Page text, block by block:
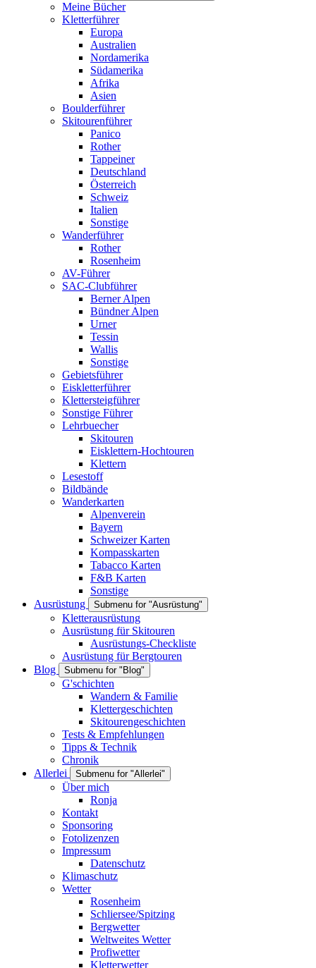
Meine Bücher
Kletterführer
Europa
Australien
Nordamerika
Südamerika
Afrika
Asien
Boulderführer
Skitourenführer
Panico
Rother
Tappeiner
Deutschland
Österreich
Schweiz
Italien
Sonstige
Wanderführer
Rother
Rosenheim
AV-Führer
SAC-Clubführer
Berner Alpen
Bündner Alpen
Urner
Tessin
Wallis
Sonstige
Gebietsführer
Eiskletterführer
Klettersteigführer
Sonstige Führer
Lehrbuecher
Skitouren
Eisklettern-Hochtouren
Klettern
Lesestoff
Bildbände
Wanderkarten
Alpenverein
Bayern
Schweizer Karten
Kompasskarten
Tabacco Karten
F&B Karten
Sonstige
Ausrüstung
Submenu for "Ausrüstung"
Kletterausrüstung
Ausrüstung für Skitouren
Ausrüstungs-Checkliste
Ausrüstung für Bergtouren
Blog
Submenu for "Blog"
G'schichten
Wandern & Familie
Klettergeschichten
Skitourengeschichten
Tests & Empfehlungen
Tipps & Technik
Chronik
Allerlei
Submenu for "Allerlei"
Über mich
Ronja
Kontakt
Sponsoring
Fotolizenzen
Impressum
Datenschutz
Klimaschutz
Wetter
Rosenheim
Schliersee/Spitzing
Bergwetter
Weltweites Wetter
Profiwetter
Kletterwetter